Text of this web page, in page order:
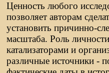
Ценность любого
позволяет авторам
установить причинно-
масштаба. Роль
катализаторами и
различные источники -